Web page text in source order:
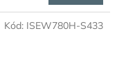
Kód: ISEW780H-S433